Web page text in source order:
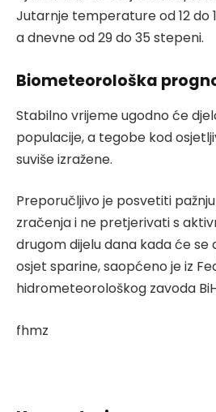
Jutarnje temperature od 12 do
a dnevne od 29 do 35 stepeni.
Biometeorološka
Stabilno vrijeme ugodno će
populacije, a tegobe kod
suviše izražene.
Preporučljivo je posvetiti
zračenja i ne pretjerivati s
drugom dijelu dana kada će
osjet sparine, saopćeno je iz
hidrometeorološkog zavoda
fhmz